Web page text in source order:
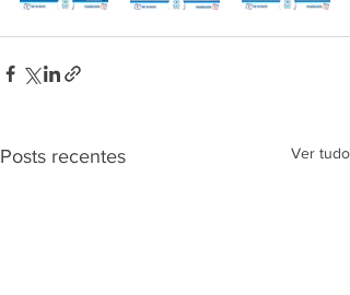
Posts recentes Ver tudo